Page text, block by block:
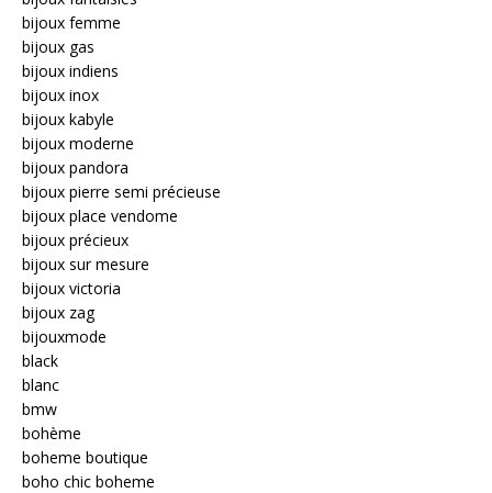
bijoux femme
bijoux gas
bijoux indiens
bijoux inox
bijoux kabyle
bijoux moderne
bijoux pandora
bijoux pierre semi précieuse
bijoux place vendome
bijoux précieux
bijoux sur mesure
bijoux victoria
bijoux zag
bijouxmode
black
blanc
bmw
bohème
boheme boutique
boho chic boheme